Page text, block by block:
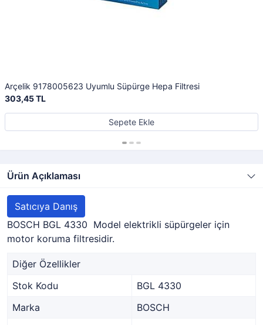
Arçelik 9178005623 Uyumlu Süpürge Hepa Filtresi
303,45 TL
Sepete Ekle
Ürün Açıklaması
Satıcıya Danış
BOSCH BGL 4330 Model elektrikli süpürgeler için
motor koruma filtresidir.
Diğer Özellikler
Stok Kodu
BGL 4330
Marka
BOSCH